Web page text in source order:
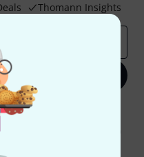
Thomann Insights
Sie dem Erhalt von E-Mail-
Nutzungsverhaltens zu. Die
Informationen finden Sie in